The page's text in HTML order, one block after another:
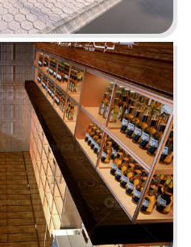
thiện gấp rút trong 35
không gian thưởng thức
ấn tượng
tiết